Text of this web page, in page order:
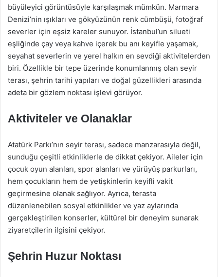
büyüleyici görüntüsüyle karşılaşmak mümkün. Marmara
Denizi’nin ışıkları ve gökyüzünün renk cümbüşü, fotoğraf
severler için eşsiz kareler sunuyor. İstanbul’un silueti
eşliğinde çay veya kahve içerek bu anı keyifle yaşamak,
seyahat severlerin ve yerel halkın en sevdiği aktivitelerden
biri. Özellikle bir tepe üzerinde konumlanmış olan seyir
terası, şehrin tarihi yapıları ve doğal güzellikleri arasında
adeta bir gözlem noktası işlevi görüyor.
Aktiviteler ve Olanaklar
Atatürk Parkı’nın seyir terası, sadece manzarasıyla değil,
sunduğu çeşitli etkinliklerle de dikkat çekiyor. Aileler için
çocuk oyun alanları, spor alanları ve yürüyüş parkurları,
hem çocukların hem de yetişkinlerin keyifli vakit
geçirmesine olanak sağlıyor. Ayrıca, terasta
düzenlenebilen sosyal etkinlikler ve yaz aylarında
gerçekleştirilen konserler, kültürel bir deneyim sunarak
ziyaretçilerin ilgisini çekiyor.
Şehrin Huzur Noktası